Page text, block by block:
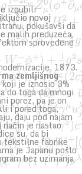
izgubili
novoj
pokušavši da
malih preduzeća,
sprovedene
1873.
zemljišnog
je iznosio 3%
do toga da mnogi
porez, pa je on
i pored toga,
daju pod najam
je nastao
su, da bi
tekstilne fabrike
je Japanu pošlo
bez uzimanja